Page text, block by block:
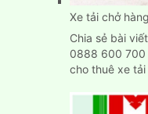
Xe tải chở
Chia sẻ bài
0888 600 700
cho thuê xe